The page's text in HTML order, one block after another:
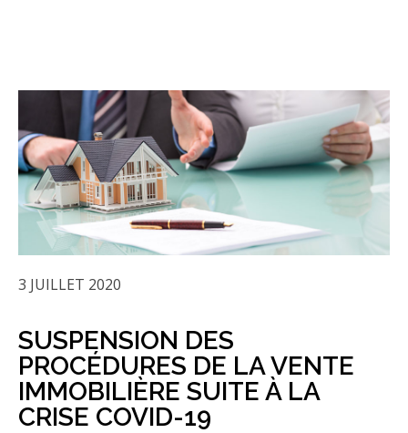
3 JUILLET 2020
SUSPENSION DES
PROCÉDURES DE LA VENTE
IMMOBILIÈRE SUITE À LA
CRISE COVID-19